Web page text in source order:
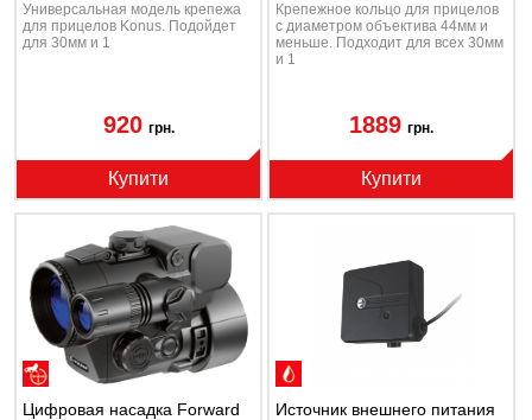
Универсальная модель крепежа
для прицелов Konus. Подойдет
для 30мм и 1
920 грн.
Купити
Крепежное кольцо для прицелов
с диаметром объектива 44мм и
меньше. Подходит для всех 30мм
и 1
1889 грн.
Купити
Цифровая насадка Forward
Источник внешнего питания